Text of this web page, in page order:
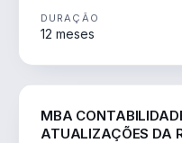
DURAÇÃO
12 meses
MBA
ATUALIZAÇÕES DA